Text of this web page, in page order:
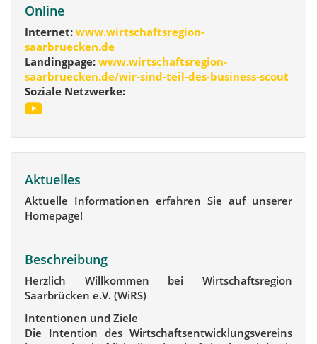
Online
Internet: www.wirtschaftsregion-
saarbruecken.de
Landingpage: www.wirtschaftsregion-
saarbruecken.de/wir-sind-teil-des-business-scout
Soziale Netzwerke:
Aktuelles
Aktuelle Informationen erfahren Sie auf unserer
Homepage!
Beschreibung
Herzlich Willkommen bei Wirtschaftsregion
Saarbrücken e.V. (WiRS)
Intentionen und Ziele
Die Intention des Wirtschaftsentwicklungsvereins